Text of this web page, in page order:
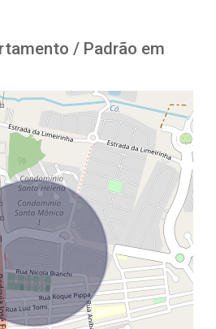
/ Padrão em